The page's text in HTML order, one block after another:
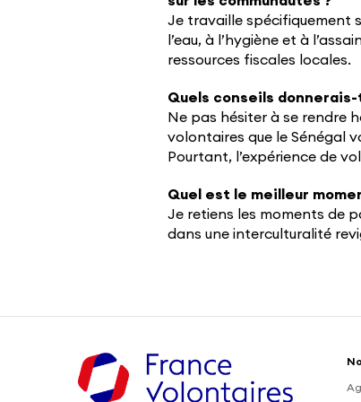
Je travaille spécifiquement
l’eau, à l’hygiène et à
ressources fiscales locales.
Quels conseils
Ne pas hésiter à se rendre
volontaires que le Sénégal
Pourtant, l’expérience de
Quel est le meilleur
Je retiens les moments de
dans une interculturalité